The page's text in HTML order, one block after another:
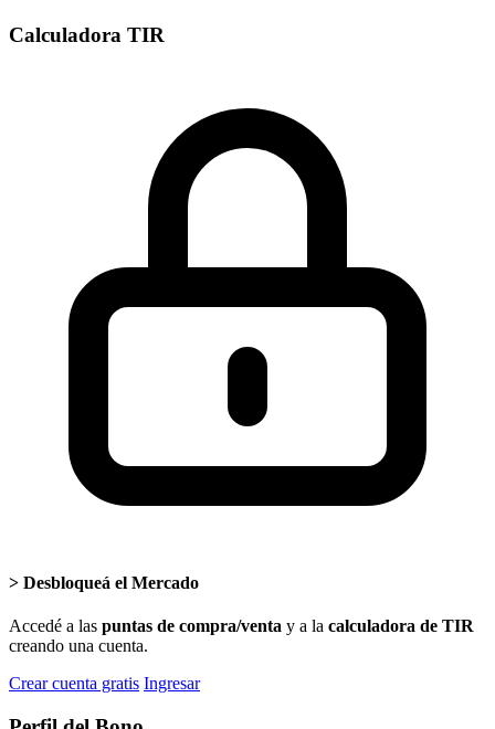
Calculadora TIR
> Desbloqueá el Mercado
Accedé a las puntas de compra/venta y a la calculadora de TIR
creando una cuenta.
Crear cuenta gratis Ingresar